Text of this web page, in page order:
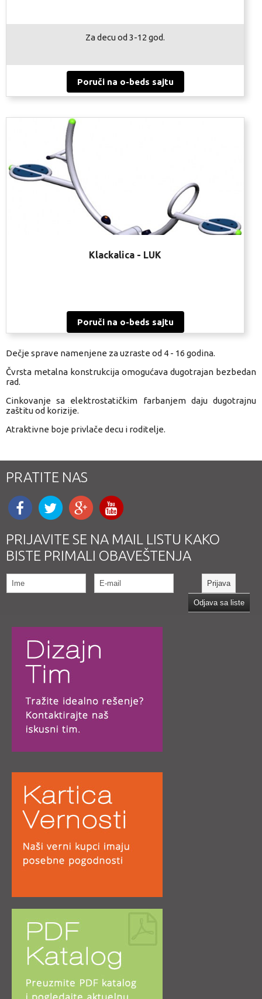
Za decu od 3-12 god.
Poruči na o-beds sajtu
Klackalica - LUK
Poruči na o-beds sajtu
Dečje sprave namenjene za uzraste od 4 - 16 godina.
Čvrsta metalna konstrukcija omogućava dugotrajan bezbedan
rad.
Cinkovanje sa elektrostatičkim farbanjem daju dugotrajnu
zaštitu od korizije.
Atraktivne boje privlače decu i roditelje.
PRATITE NAS
PRIJAVITE SE NA MAIL LISTU KAKO
BISTE PRIMALI OBAVEŠTENJA